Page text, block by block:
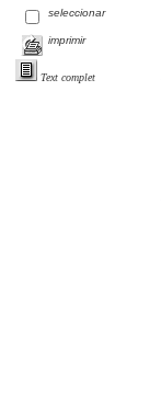
seleccionar
imprimir
Text complet